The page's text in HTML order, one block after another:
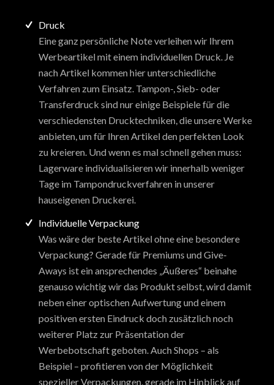
Druck
Eine ganz persönliche Note verleihen wir Ihrem
Werbeartikel mit einem individuellen Druck. Je
nach Artikel kommen hier unterschiedliche
Verfahren zum Einsatz. Tampon-, Sieb- oder
Transferdruck sind nur einige Beispiele für die
verschiedensten Drucktechniken, die unsere Werke
anbieten, um für Ihren Artikel den perfekten Look
zu kreieren. Und wenn es mal schnell gehen muss:
Lagerware individualisieren wir innerhalb weniger
Tage im Tampondruckverfahren in unserer
hauseigenen Druckerei.
Individuelle Verpackung
Was wäre der beste Artikel ohne eine besondere
Verpackung? Gerade für Premiums und Give-
Aways ist ein ansprechendes „Äußeres“ beinahe
genauso wichtig wir das Produkt selbst, wird damit
neben einer optischen Aufwertung und einem
positiven ersten Eindruck doch zusätzlich noch
weiterer Platz zur Präsentation der
Werbebotschaft geboten. Auch Shops – als
Beispiel – profitieren von der Möglichkeit
spezieller Verpackungen, gerade im Hinblick auf